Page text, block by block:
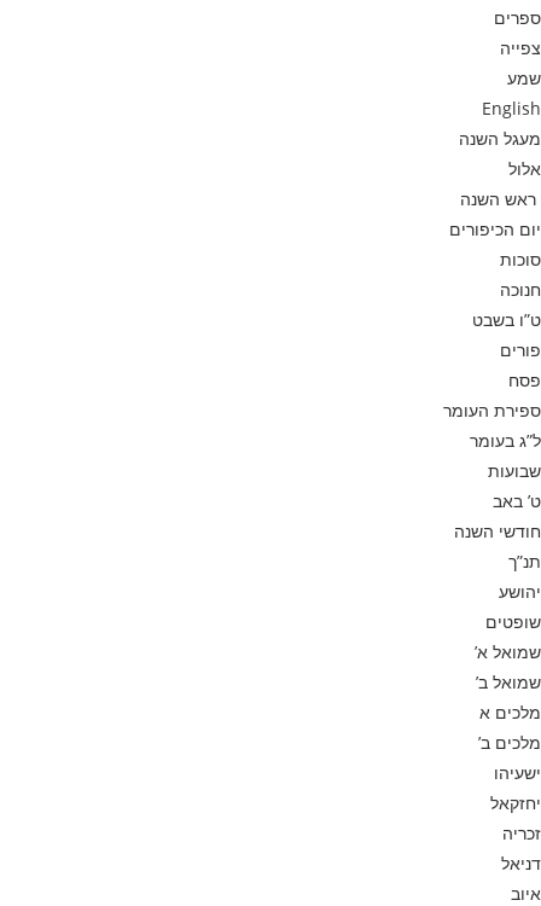
ספרים
צפייה
שמע
English
מעגל השנה
אלול
ראש השנה
יום הכיפורים
סוכות
חנוכה
ט”ו בשבט
פורים
פסח
ספירת העומר
ל”ג בעומר
שבועות
ט’ באב
חודשי השנה
תנ”ך
יהושע
שופטים
שמואל א’
שמואל ב’
מלכים א
מלכים ב’
ישעיהו
יחזקאל
זכריה
דניאל
איוב